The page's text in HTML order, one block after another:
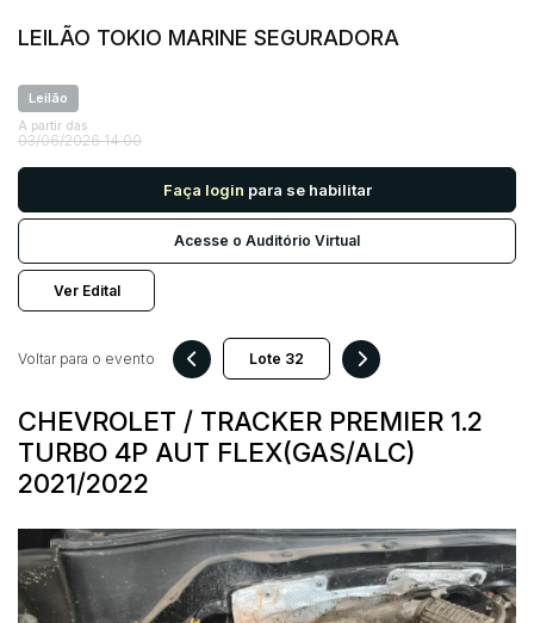
Utilitário
Judiciais Extrajudiciais
R$
LEILÃO TOKIO MARINE SEGURADORA
Leilão
A partir das
03/06/2026 14:00
Faça login para se habilitar
Acesse o Auditório Virtual
Ver Edital
CHEVROLET / TRACKER PREMIER 1.2
TURBO 4P AUT FLEX(GAS/ALC)
2021/2022
Voltar para o evento